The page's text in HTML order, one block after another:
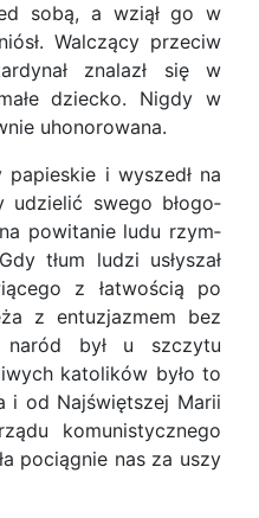
sobą, a wziął go w
Walczący przeciw
znalazł się w
dziecko. Nigdy w
uhonorowana.
papieskie i wyszedł na
udzielić swego błogo­
powitanie ludu rzym­
tłum ludzi usłyszał
z łatwością po
z entuzjazmem bez
był u szczytu
katolików było to
i od Najświętszej Marii
komunistycznego
pociągnie nas za uszy